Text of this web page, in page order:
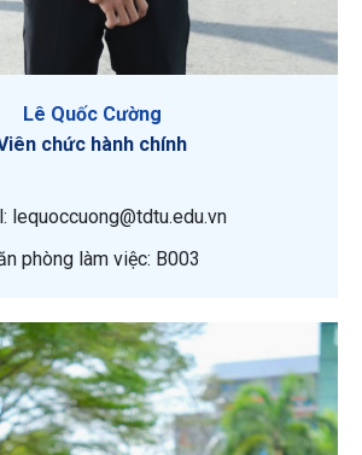
Lê Quốc Cường
chức hành chính
lequoccuong@tdtu.edu.vn
phòng làm việc: B003